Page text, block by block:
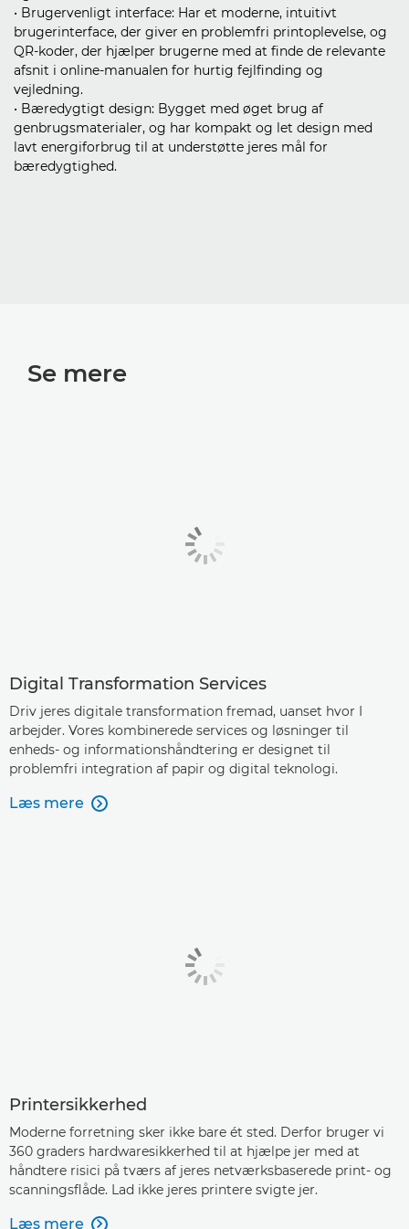
• Brugervenligt interface: Har et moderne, intuitivt
brugerinterface, der giver en problemfri printoplevelse, og
QR-koder, der hjælper brugerne med at finde de relevante
afsnit i online-manualen for hurtig fejlfinding og
vejledning.
• Bæredygtigt design: Bygget med øget brug af
genbrugsmaterialer, og har kompakt og let design med
lavt energiforbrug til at understøtte jeres mål for
bæredygtighed.
Se mere
Digital Transformation Services
Driv jeres digitale transformation fremad, uanset hvor I
arbejder. Vores kombinerede services og løsninger til
enheds- og informationshåndtering er designet til
problemfri integration af papir og digital teknologi.
Læs mere 
Printersikkerhed
Moderne forretning sker ikke bare ét sted. Derfor bruger vi
360 graders hardwaresikkerhed til at hjælpe jer med at
håndtere risici på tværs af jeres netværksbaserede print- og
scanningsflåde. Lad ikke jeres printere svigte jer.
Læs mere 